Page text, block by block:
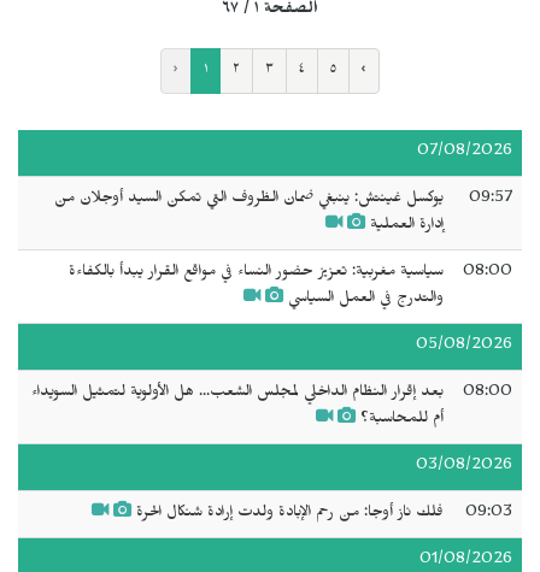
الصفحة ١ / ٦٧
‹ ١ ٢ ٣ ٤ ٥ ›
07/08/2026
09:57
يوكسل غينتش: ينبغي ضمان الظروف التي تمكن السيد أوجلان من
إدارة العملية
08:00
سياسية مغربية: تعزيز حضور النساء في مواقع القرار يبدأ بالكفاءة
والتدرج في العمل السياسي
05/08/2026
08:00
بعد إقرار النظام الداخلي لمجلس الشعب... هل الأولوية لتمثيل السويداء
أم للمحاسبة؟
03/08/2026
09:03 فلك ناز أوجا: من رحم الإبادة ولدت إرادة شنكال الحرة
01/08/2026